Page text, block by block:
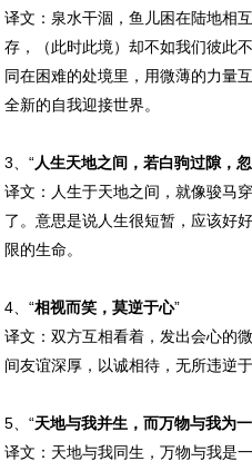
译文：泉水干涸，鱼儿困在陆地相
存，（此时此境）却不如我们彼此
同在困难的处境里，用微薄的力量
全新的自我迎接世界。
3、“人生天地之间，若白驹过隙，
译文：人生于天地之间，就像骏马
了。意思是说人生很短暂，应该好
限的生命。
4、“相视而笑，莫逆于心”
译文：双方互相看着，发出会心的
间友谊深厚，以诚相待，无所违逆于
5、“天地与我并生，而万物与我为一
译文：天地与我同生，万物与我是